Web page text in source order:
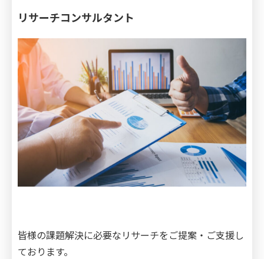
リサーチコンサルタント
皆様の課題解決に必要なリサーチをご提案・ご支援し
ております。